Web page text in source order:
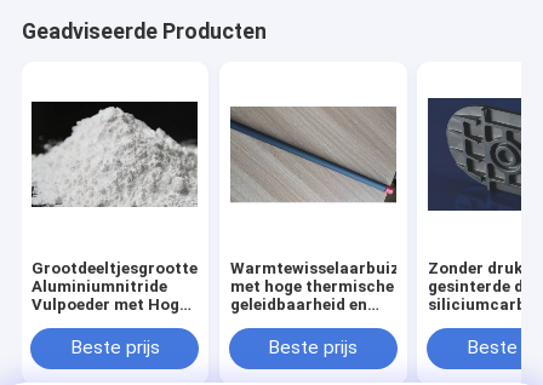
Geadviseerde Producten
Grootdeeltjesgrootte
Aluminiumnitride
Vulpoeder met Hoge
AlN) voor
Aanpasbare
Beste prijs
Warmtewisselaarbuizen
met hoge thermische
geleidbaarheid en
eigenschappen en
Φ19mm tot Φ38mm
Beste prijs
Zonder druk
gesinterde
en een
Beste